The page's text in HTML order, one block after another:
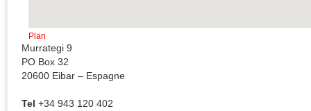
Plan
Murrategi 9
PO Box 32
20600 Eibar – Espagne
Tel +34 943 120 402